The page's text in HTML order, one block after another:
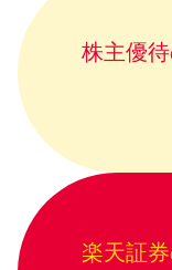
株主優
楽天証